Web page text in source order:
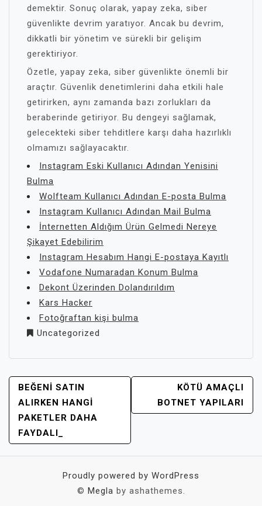
demektir. Sonuç olarak, yapay zeka, siber
güvenlikte devrim yaratıyor. Ancak bu devrim,
dikkatli bir yönetim ve sürekli bir gelişim
gerektiriyor.
Özetle, yapay zeka, siber güvenlikte önemli bir
araçtır. Güvenlik denetimlerini daha etkili hale
getirirken, aynı zamanda bazı zorlukları da
beraberinde getiriyor. Bu dengeyi sağlamak,
gelecekteki siber tehditlere karşı daha hazırlıklı
olmamızı sağlayacaktır.
Instagram Eski Kullanıcı Adından Yenisini
Bulma
Wolfteam Kullanıcı Adından E-posta Bulma
Instagram Kullanıcı Adından Mail Bulma
İnternetten Aldığım Ürün Gelmedi Nereye
Şikayet Edebilirim
Instagram Hesabım Hangi E-postaya Kayıtlı
Vodafone Numaradan Konum Bulma
Dekont Üzerinden Dolandırıldım
Kars Hacker
Fotoğraftan kişi bulma
Uncategorized
YAZI
GEZINMESI
BEĞENI SATIN
ALIRKEN HANGI
PAKETLER DAHA
FAYDALI_
KÖTÜ AMAÇLI
BOTNET YAPILARI
Proudly powered by WordPress
© Megla by ashathemes.